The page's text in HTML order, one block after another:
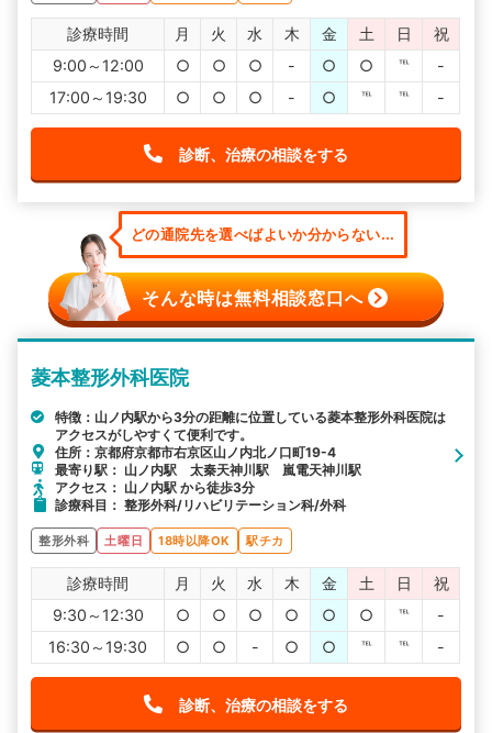
診療時間 月 火 水 木 金 土 日
祝
9:00～12:00
○ ○ ○ - ○ ○ ℡
-
17:00～19:30
○ ○ ○ - ○ ℡ ℡ -
診断、治療の相談をする
どの通院先を選べばよいか分からない...
そんな時は無料相談窓口へ
菱本整形外科医院
特徴：山ノ内駅から3分の距離に位置している菱本整形外科医院は
アクセスがしやすくて便利です。
住所：京都府京都市右京区山ノ内北ノ口町19-4
最寄り駅： 山ノ内駅 太秦天神川駅 嵐電天神川駅
アクセス： 山ノ内駅 から徒歩3分
診療科目： 整形外科/リハビリテーション科/外科
整形外科 土曜日 18時以降OK 駅チカ
診療時間 月 火 水 木 金 土 日
祝
9:30～12:30
○ ○ ○ ○ ○ ○ ℡
-
16:30～19:30
○ ○ - ○ ○ ℡ ℡ -
診断、治療の相談をする